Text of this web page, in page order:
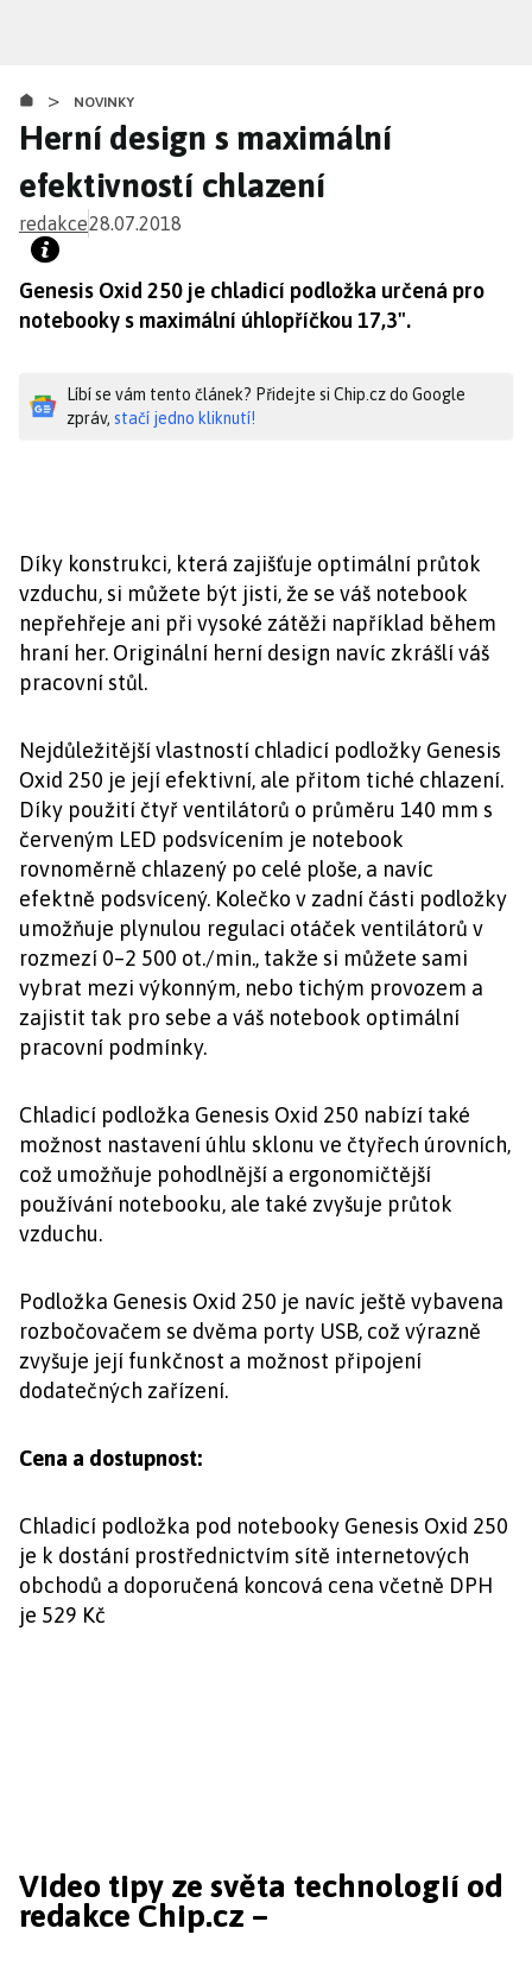
obsahu
> NOVINKY
Herní design s maximální
efektivností chlazení
redakce28.07.2018
Genesis Oxid 250 je chladicí podložka určená pro
notebooky s maximální úhlopříčkou 17,3".
Líbí se vám tento článek? Přidejte si Chip.cz do Google
zpráv, stačí jedno kliknutí!
Díky konstrukci, která zajišťuje optimální průtok
vzduchu, si můžete být jisti, že se váš notebook
nepřehřeje ani při vysoké zátěži například během
hraní her. Originální herní design navíc zkrášlí váš
pracovní stůl.
Nejdůležitější vlastností chladicí podložky Genesis
Oxid 250 je její efektivní, ale přitom tiché chlazení.
Díky použití čtyř ventilátorů o průměru 140 mm s
červeným LED podsvícením je notebook
rovnoměrně chlazený po celé ploše, a navíc
efektně podsvícený. Kolečko v zadní části podložky
umožňuje plynulou regulaci otáček ventilátorů v
rozmezí 0–2 500 ot./min., takže si můžete sami
vybrat mezi výkonným, nebo tichým provozem a
zajistit tak pro sebe a váš notebook optimální
pracovní podmínky.
Chladicí podložka Genesis Oxid 250 nabízí také
možnost nastavení úhlu sklonu ve čtyřech úrovních,
což umožňuje pohodlnější a ergonomičtější
používání notebooku, ale také zvyšuje průtok
vzduchu.
Podložka Genesis Oxid 250 je navíc ještě vybavena
rozbočovačem se dvěma porty USB, což výrazně
zvyšuje její funkčnost a možnost připojení
dodatečných zařízení.
Cena a dostupnost:
Chladicí podložka pod notebooky Genesis Oxid 250
je k dostání prostřednictvím sítě internetových
obchodů a doporučená koncová cena včetně DPH
je 529 Kč
Video tipy ze světa technologií od
redakce Chip.cz –